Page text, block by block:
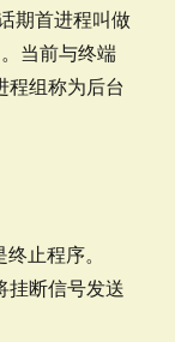
期首进程叫做
当前与终端
程组称为后台
止程序。
挂断信号发送